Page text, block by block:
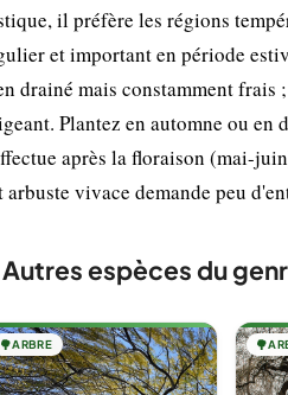
il préfère les régions
et important en période
drainé mais constamment frais
Plantez en automne ou en
après la floraison (mai-
arbuste vivace demande peu
Autres espèces du
🌳ARBRE 🌳